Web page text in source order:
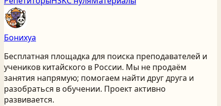
Бонихуа
Бесплатная площадка для поиска преподавателей и
учеников китайского в России. Мы не продаём
занятия напрямую; помогаем найти друг друга и
разобраться в обучении. Проект активно
развивается.